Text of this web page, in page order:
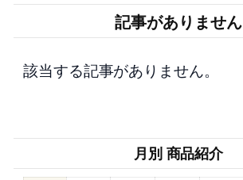
記事がありません
該当する記事がありません。
月別 商品紹介